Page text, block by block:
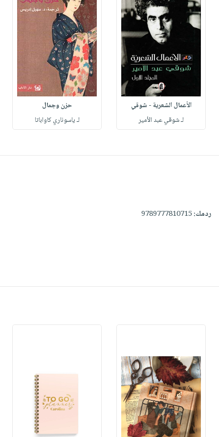
الأعمال الشعرية - شوقي
لـ شوقي عبد الأمير
حزن وجمال
لـ ياسوناري كاواباتا
ردمك:9789777810715